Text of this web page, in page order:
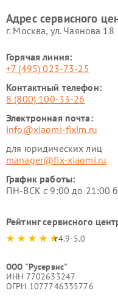
Адрес сервисного
г. Москва, ул. Чаянова 18
Горячая линия:
+7 (495) 023-73-25
Контактный телефон:
8 (800) 100-33-26
Электронная почта:
info@xiaomi-fixim.ru
для юридических лиц
manager@fix-xiaomi.ru
График работы:
ПН-ВСК с 9:00 до 21:00
Рейтинг сервисного
4.9-5.0
ООО "Русервис"
ИНН 7702633247
ОГРН 1077746335776